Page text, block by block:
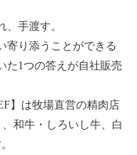
手渡す。
寄り添うことができる
た1つの答えが自社販売
】は牧場直営の精肉店
和牛・しろいし牛、白